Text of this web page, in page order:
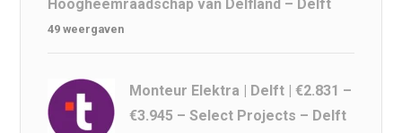
Hoogheemraadschap van Delfland – Delft
49 weergaven
Monteur Elektra | Delft | €2.831 –
€3.945 – Select Projects – Delft